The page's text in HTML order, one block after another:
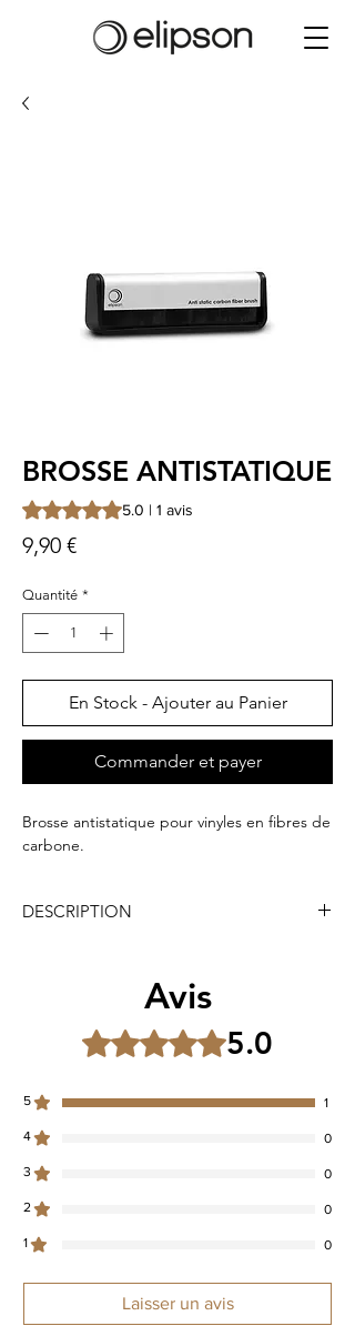
BROSSE ANTISTATIQUE
La note est de 5.0 sur cinq étoiles selon 1
5.0 | 1 avis
9,90 €Prix
Quantité *
En Stock - Ajouter au Panier
Commander et payer
Brosse antistatique pour vinyles en fibres de
carbone.
DESCRIPTION
Avis
Noté 5 sur 5. 5.0
5 1
4 0
3 0
2 0
1 0
Laisser un avis